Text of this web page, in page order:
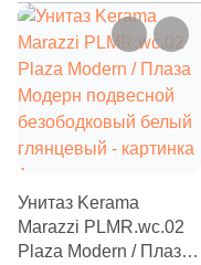
Унитаз Kerama
Marazzi PLMR.wc.02
Plaza Modern / Плаза